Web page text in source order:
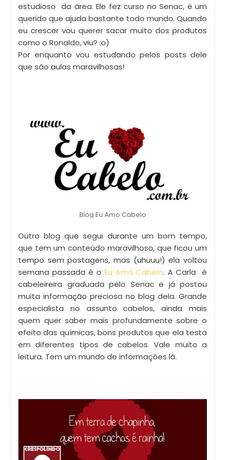
estudioso da área. Ele fez curso no Senac, é um
querido que ajuda bastante todo mundo. Quando
eu crescer vou querer sacar muito dos produtos
como o Ronaldo, viu? :o)
Por enquanto vou estudando pelos posts dele
que são aulas maravilhosas!
Blog Eu Amo Cabelo
Outro blog que segui durante um bom tempo,
que tem um conteúdo maravilhoso, que ficou um
tempo sem postagens, mas (uhuuu!) ela voltou
semana passada é o Eu Amo Cabelo. A Carla é
cabeleireira graduada pelo Senac e já postou
muita informação preciosa no blog dela. Grande
especialista no assunto cabelos, ainda mais
quem quer saber mais profundamente sobre o
efeito das químicas, bons produtos que ela testa
em diferentes tipos de cabelos. Vale muito a
leitura. Tem um mundo de informações lá.